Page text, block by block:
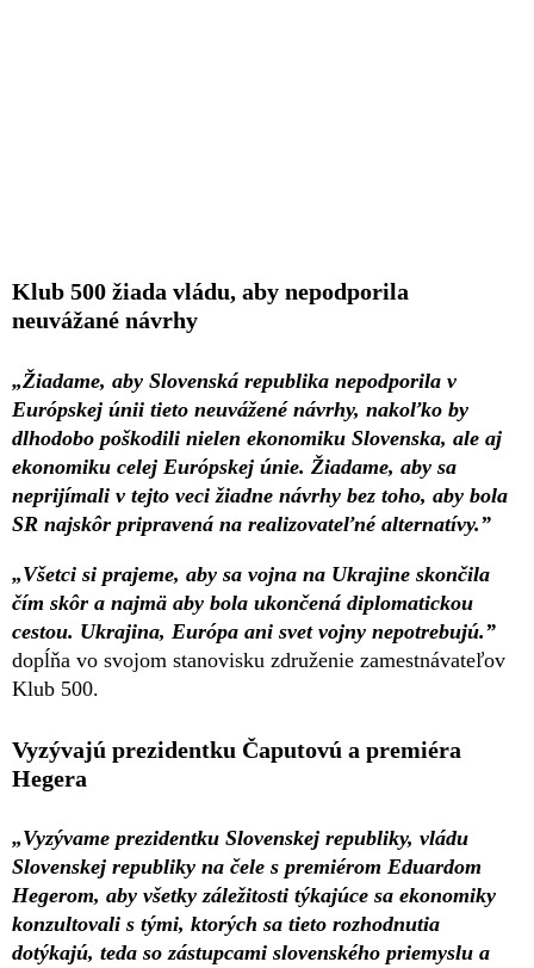
Klub 500 žiada vládu, aby nepodporila
neuvážané návrhy
„Žiadame, aby Slovenská republika nepodporila v
Európskej únii tieto neuvážené návrhy, nakoľko by
dlhodobo poškodili nielen ekonomiku Slovenska, ale aj
ekonomiku celej Európskej únie. Žiadame, aby sa
neprijímali v tejto veci žiadne návrhy bez toho, aby bola
SR najskôr pripravená na realizovateľné alternatívy.”
„Všetci si prajeme, aby sa vojna na Ukrajine skončila
čím skôr a najmä aby bola ukončená diplomatickou
cestou. Ukrajina, Európa ani svet vojny nepotrebujú.”
dopĺňa vo svojom stanovisku združenie zamestnávateľov
Klub 500.
Vyzývajú prezidentku Čaputovú a premiéra
Hegera
„Vyzývame prezidentku Slovenskej republiky, vládu
Slovenskej republiky na čele s premiérom Eduardom
Hegerom, aby všetky záležitosti týkajúce sa ekonomiky
konzultovali s tými, ktorých sa tieto rozhodnutia
dotýkajú, teda so zástupcami slovenského priemyslu a